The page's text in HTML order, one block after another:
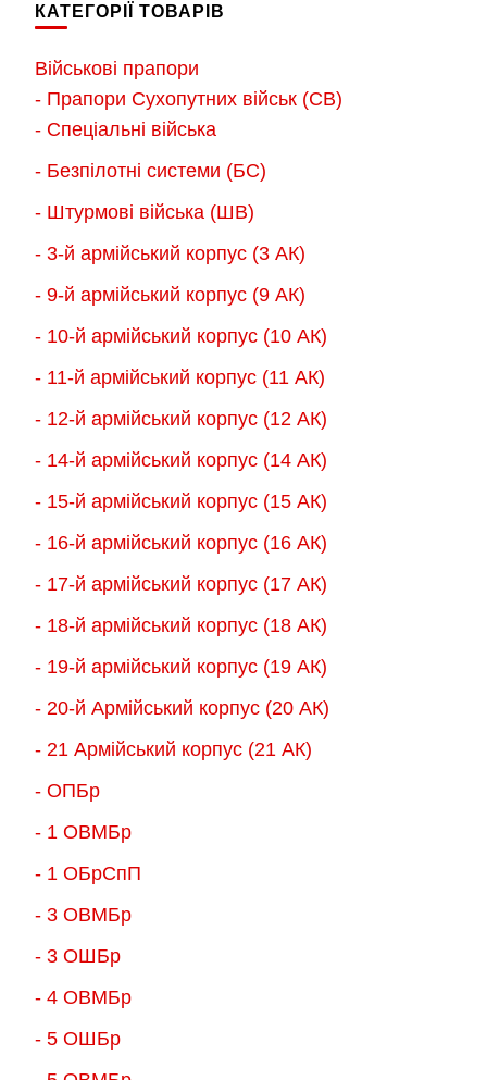
варіантів.
можна
вибрати
сторінці
товару
КАТЕГОРІЇ ТОВАРІВ
Військові прапори
- Прапори Сухопутних військ (СВ)
- Спеціальні війська
- Безпілотні системи (БС)
- Штурмові війська (ШВ)
- 3-й армійський корпус (3 АК)
- 9-й армійський корпус (9 АК)
- 10-й армійський корпус (10 АК)
- 11-й армійський корпус (11 АК)
- 12-й армійський корпус (12 АК)
- 14-й армійський корпус (14 АК)
- 15-й армійський корпус (15 АК)
- 16-й армійський корпус (16 АК)
- 17-й армійський корпус (17 АК)
- 18-й армійський корпус (18 AК)
- 19-й армійський корпус (19 АК)
- 20-й Армійський корпус (20 АК)
- 21 Армійський корпус (21 АК)
- ОПБр
- 1 ОВМБр
- 1 ОБрСпП
- 3 ОВМБр
- 3 ОШБр
- 4 ОВМБр
- 5 ОШБр